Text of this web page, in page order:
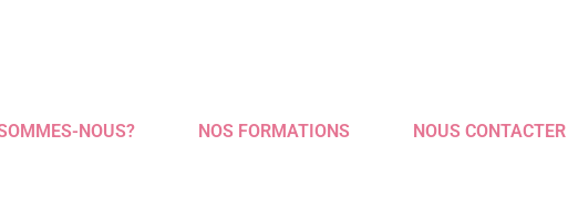
NOUS? NOS FORMATIONS NOUS CONTACTER